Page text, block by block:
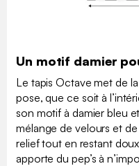
Un motif damier
Le tapis Octave met de
pose, que ce soit à
son motif à damier bleu
mélange de velours et
relief tout en restant
apporte du pep’s à